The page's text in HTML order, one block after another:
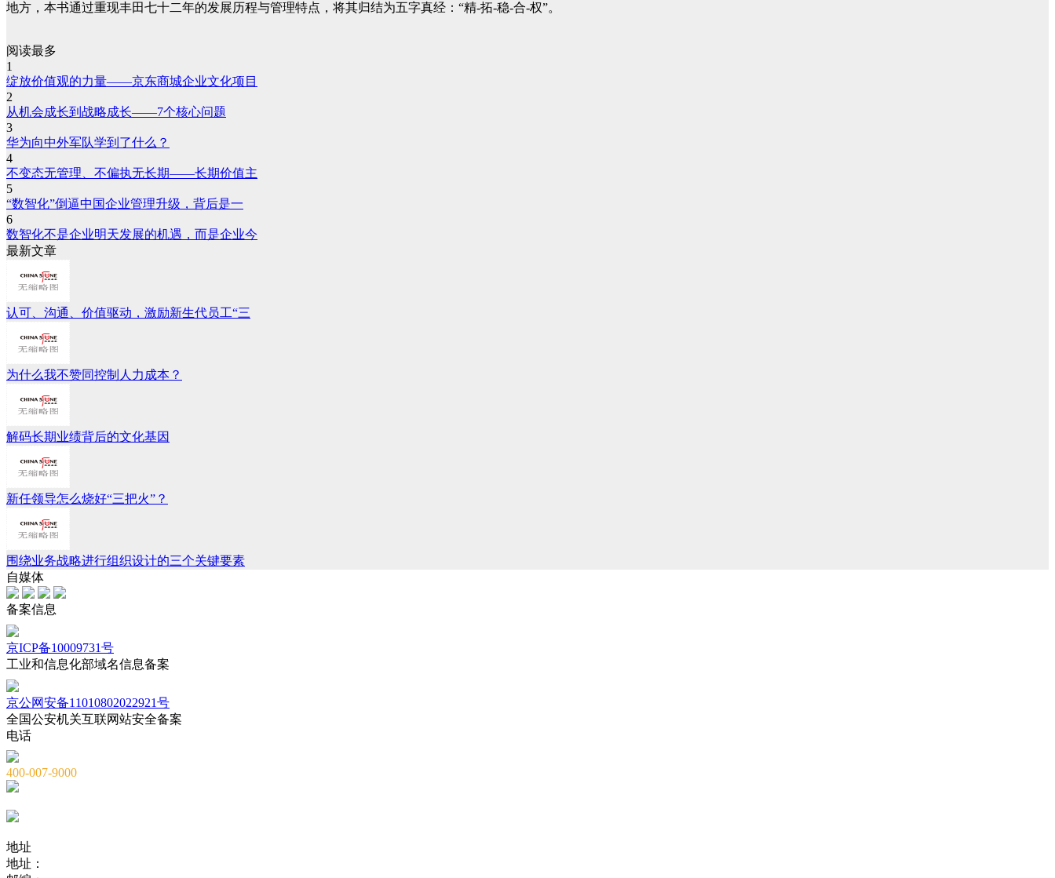
地方，本书通过重现丰田七十二年的发展历程与管理特点，将其归结为五字真经：“精-拓-稳-合-权”。
阅读最多
1
绽放价值观的力量——京东商城企业文化项目
2
从机会成长到战略成长——7个核心问题
3
华为向中外军队学到了什么？
4
不变态无管理、不偏执无长期——长期价值主
5
“数智化”倒逼中国企业管理升级，背后是一
6
数智化不是企业明天发展的机遇，而是企业今
最新文章
认可、沟通、价值驱动，激励新生代员工“三
为什么我不赞同控制人力成本？
解码长期业绩背后的文化基因
新任领导怎么烧好“三把火”？
围绕业务战略进行组织设计的三个关键要素
自媒体
备案信息
京ICP备10009731号
工业和信息化部域名信息备案
京公网安备11010802022921号
全国公安机关互联网站安全备案
电话
400-007-9000
地址
地址：